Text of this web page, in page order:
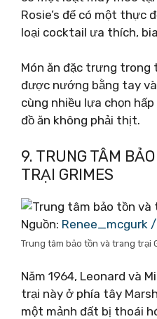
Rosie’s để có một thực
loại cocktail ưa thích,
Món ăn đặc trưng trong
được nướng bằng tay
cùng nhiều lựa chọn
đồ ăn không phải thịt.
9. TRUNG TÂM
TRẠI GRIMES
Nguồn: Renee_mcgurk
Trung tâm bảo tồn và trang trại
Năm 1964, Leonard và
trại này ở phía tây
một mảnh đất bị thoái